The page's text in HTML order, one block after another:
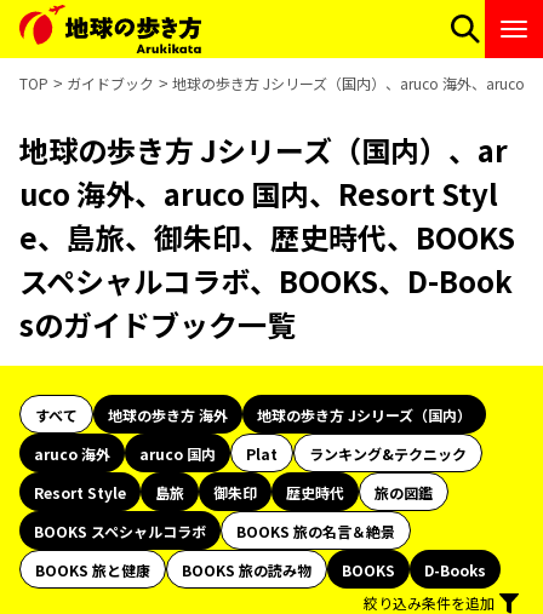
TOP ガイドブック 地球の歩き方 Jシリーズ（国内）、aruco 海外、aruco
地球の歩き方 Jシリーズ（国内）、ar
uco 海外、aruco 国内、Resort Styl
e、島旅、御朱印、歴史時代、BOOKS
スペシャルコラボ、BOOKS、D-Book
sのガイドブック一覧
すべて 地球の歩き方 海外
地球の歩き方 Jシリーズ（国内）
aruco 海外
aruco 国内 Plat
ランキング&テクニック
Resort Style
島旅 御朱印 歴史時代
旅の図鑑
BOOKS スペシャルコラボ
BOOKS 旅の名言＆絶景
BOOKS 旅と健康
BOOKS 旅の読み物 BOOKS
D-Books
絞り込み条件を追加